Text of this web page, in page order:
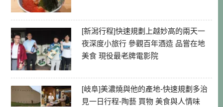
[新潟行程]快速規劃上越妙高的兩天一
夜深度小旅行 參觀百年酒造 品嘗在地
美食 現役最老牌電影院
[岐阜]美濃燒與他的產地-快速規劃多治
見一日行程-陶藝 買物 美食與人情味